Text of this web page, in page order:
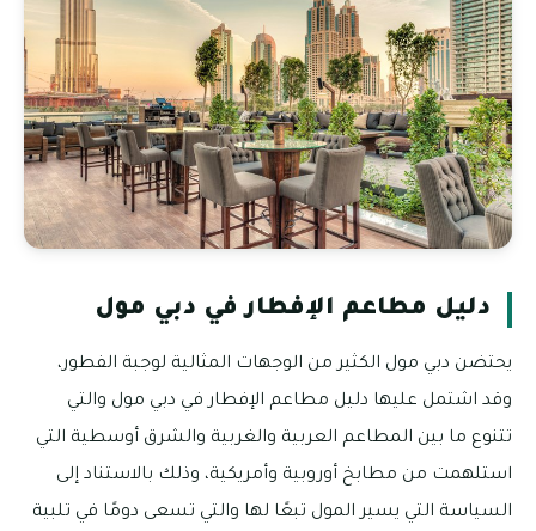
دليل مطاعم الإفطار في دبي مول
يحتضن دبي مول الكثير من الوجهات المثالية لوجبة الفطور،
وقد اشتمل عليها دليل مطاعم الإفطار في دبي مول والتي
تتنوع ما بين المطاعم العربية والغربية والشرق أوسطية التي
استلهمت من مطابخ أوروبية وأمريكية، وذلك بالاستناد إلى
السياسة التي يسير المول تبعًا لها والتي تسعى دومًا في تلبية